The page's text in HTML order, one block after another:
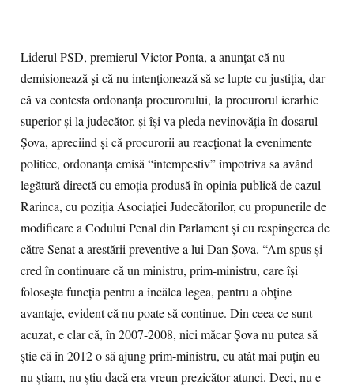
Liderul PSD, premierul Victor Ponta, a anunţat că nu
demisionează şi că nu intenţionează să se lupte cu justiţia, dar
că va contesta ordonanţa procurorului, la procurorul ierarhic
superior şi la judecător, şi îşi va pleda nevinovăţia în dosarul
Şova, apreciind şi că procurorii au reacţionat la evenimente
politice, ordonanţa emisă “intempestiv” împotriva sa având
legătură directă cu emoţia produsă în opinia publică de cazul
Rarinca, cu poziţia Asociaţiei Judecătorilor, cu propunerile de
modificare a Codului Penal din Parlament şi cu respingerea de
către Senat a arestării preventive a lui Dan Şova. “Am spus şi
cred în continuare că un ministru, prim-ministru, care îşi
foloseşte funcţia pentru a încălca legea, pentru a obţine
avantaje, evident că nu poate să continue. Din ceea ce sunt
acuzat, e clar că, în 2007-2008, nici măcar Şova nu putea să
ştie că în 2012 o să ajung prim-ministru, cu atât mai puţin eu
nu ştiam, nu ştiu dacă era vreun prezicător atunci. Deci, nu e